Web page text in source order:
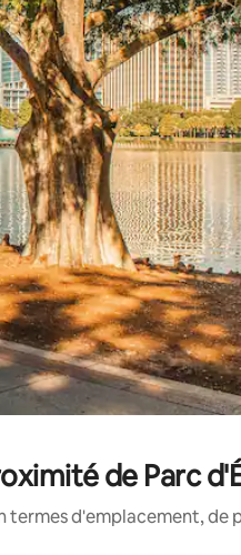
ou en appuyant et en faisant
de Parc
termes d'emplacement,